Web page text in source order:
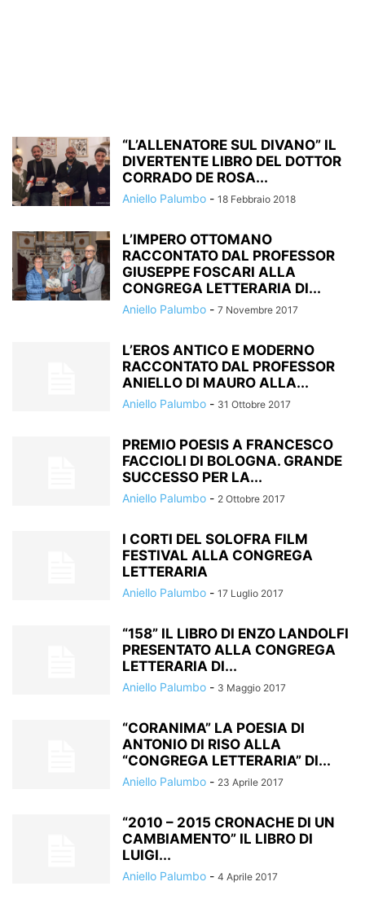
“L’ALLENATORE SUL DIVANO” IL
DIVERTENTE LIBRO DEL DOTTOR
CORRADO DE ROSA...
Aniello Palumbo - 18 Febbraio 2018
L’IMPERO OTTOMANO
RACCONTATO DAL PROFESSOR
GIUSEPPE FOSCARI ALLA
CONGREGA LETTERARIA DI...
Aniello Palumbo - 7 Novembre 2017
L’EROS ANTICO E MODERNO
RACCONTATO DAL PROFESSOR
ANIELLO DI MAURO ALLA...
Aniello Palumbo - 31 Ottobre 2017
PREMIO POESIS A FRANCESCO
FACCIOLI DI BOLOGNA. GRANDE
SUCCESSO PER LA...
Aniello Palumbo - 2 Ottobre 2017
I CORTI DEL SOLOFRA FILM
FESTIVAL ALLA CONGREGA
LETTERARIA
Aniello Palumbo - 17 Luglio 2017
“158” IL LIBRO DI ENZO LANDOLFI
PRESENTATO ALLA CONGREGA
LETTERARIA DI...
Aniello Palumbo - 3 Maggio 2017
“CORANIMA” LA POESIA DI
ANTONIO DI RISO ALLA
“CONGREGA LETTERARIA” DI...
Aniello Palumbo - 23 Aprile 2017
“2010 – 2015 CRONACHE DI UN
CAMBIAMENTO” IL LIBRO DI
LUIGI...
Aniello Palumbo - 4 Aprile 2017